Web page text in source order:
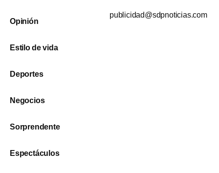
Opinión
Estilo de vida
Deportes
Negocios
Sorprendente
Espectáculos
publicidad@sdpnoticias.com